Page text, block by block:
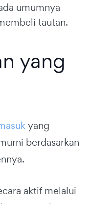
umumnya
tautan.
yang
yang
berdasarkan
aktif melalui